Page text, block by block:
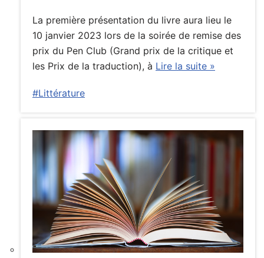
La première présentation du livre aura lieu le
10 janvier 2023 lors de la soirée de remise des
prix du Pen Club (Grand prix de la critique et
les Prix de la traduction), à Lire la suite »
#Littérature